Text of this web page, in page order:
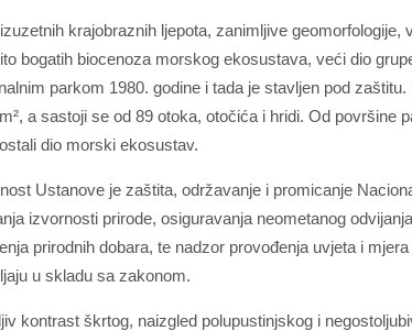
krajobraznih ljepota, zanimljive geomorfologije,
bogatih biocenoza morskog ekosustava, veći dio
parkom 1980. godine i tada je stavljen pod
a sastoji se od 89 otoka, otočića i hridi. Od površine
dio morski ekosustav.
Ustanove je zaštita, održavanje i promicanje
izvornosti prirode, osiguravanja neometanog
prirodnih dobara, te nadzor provođenja uvjeta i
u skladu sa zakonom.
kontrast škrtog, naizgled polupustinjskog i